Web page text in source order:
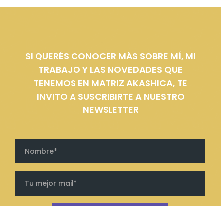
SI QUERÉS CONOCER MÁS SOBRE MÍ, MI
TRABAJO Y LAS NOVEDADES QUE
TENEMOS EN MATRIZ AKASHICA, TE
INVITO A SUSCRIBIRTE A NUESTRO
NEWSLETTER